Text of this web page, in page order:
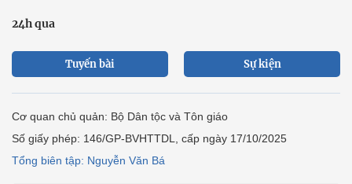
24h qua
Tuyến bài Sự kiện
Cơ quan chủ quản: Bộ Dân tộc và Tôn giáo
Số giấy phép: 146/GP-BVHTTDL, cấp ngày 17/10/2025
Tổng biên tập: Nguyễn Văn Bá